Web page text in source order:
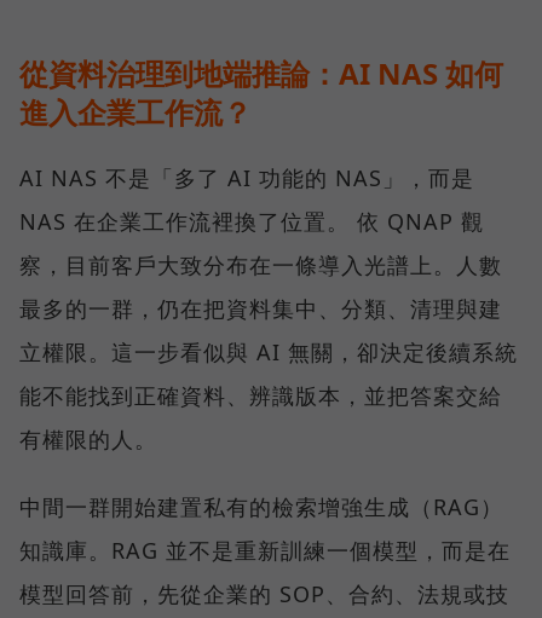
從資料治理到地端推論：AI NAS 如何
進入企業工作流？
AI NAS 不是「多了 AI 功能的 NAS」，而是
NAS 在企業工作流裡換了位置。 依 QNAP 觀
察，目前客戶大致分布在一條導入光譜上。人數
最多的一群，仍在把資料集中、分類、清理與建
立權限。這一步看似與 AI 無關，卻決定後續系統
能不能找到正確資料、辨識版本，並把答案交給
有權限的人。
中間一群開始建置私有的檢索增強生成（RAG）
知識庫。RAG 並不是重新訓練一個模型，而是在
模型回答前，先從企業的 SOP、合約、法規或技